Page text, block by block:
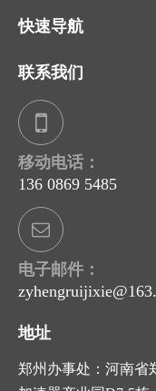
快速导航
联系我们
移动电话：
136 0869 5485
电子邮件：
地址
郑州办事处：河南省